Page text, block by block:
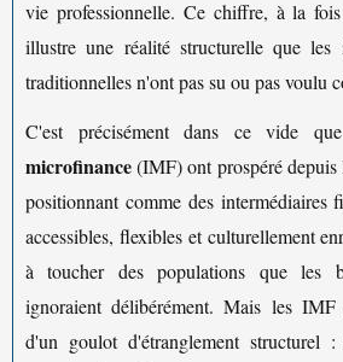
vie professionnelle. Ce chiffre, à la
illustre une réalité structurelle que les
traditionnelles n'ont pas su ou pas voulu
C'est précisément dans ce vide
microfinance(IMF) ont prospéré depuis
positionnant comme des intermédiaires
accessibles, flexibles et culturellement
à toucher des populations que les
ignoraient délibérément. Mais les IMF
d'un goulot d'étranglement structurel